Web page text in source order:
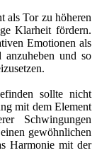
als Tor zu höheren
Klarheit fördern.
Emotionen als
anzuheben und so
sollte nicht
mit dem Element
Schwingungen
gewöhnlichen
Harmonie mit der